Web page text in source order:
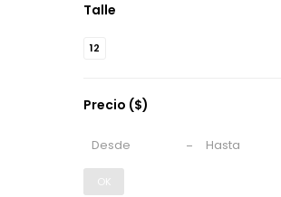
Talle
12
Precio ($)
OK